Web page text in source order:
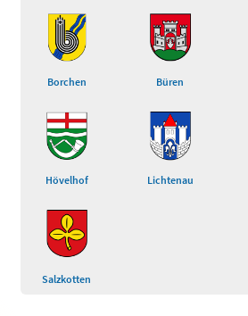
Borchen Büren
Hövelhof Lichtenau
Salzkotten